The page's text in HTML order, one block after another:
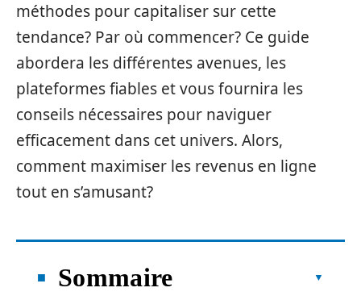
méthodes pour capitaliser sur cette
tendance? Par où commencer? Ce guide
abordera les différentes avenues, les
plateformes fiables et vous fournira les
conseils nécessaires pour naviguer
efficacement dans cet univers. Alors,
comment maximiser les revenus en ligne
tout en s’amusant?
Sommaire